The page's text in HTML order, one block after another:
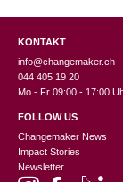
KONTAKT
info@changemaker.ch
044 405 19 20
Mo - Fr 09:00 - 17:00
FOLLOW US
Changemaker News
Impact Stories
Newsletter